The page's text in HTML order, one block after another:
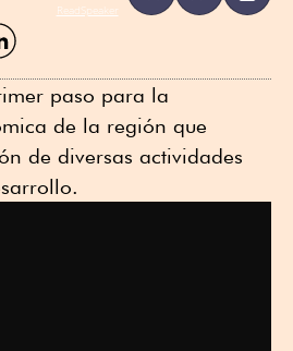
ReadSpeaker
paso para la
de la región que
de diversas actividades